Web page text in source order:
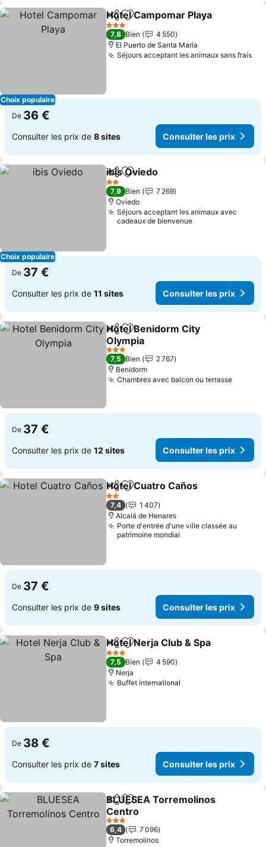
Choix populaire
PartagerAjouter à mes favoris
Hotel Campomar Playa
3 Étoiles
7,8 Bien
4 550
El Puerto de Santa Maria
Séjours acceptant les animaux sans frais
De 36 €
Consulter les prix de 8 sites Consulter les prix
Choix populaire
PartagerAjouter à mes favoris
ibis Oviedo
2 Étoiles
7,9 Bien
7 269
Oviedo
Séjours acceptant les animaux avec
cadeaux de bienvenue
De 37 €
Consulter les prix de 11 sites Consulter les prix
PartagerAjouter à mes favoris
Hotel Benidorm City
Olympia
3 Étoiles
7,5 Bien
2 767
Benidorm
Chambres avec balcon ou terrasse
De 37 €
Consulter les prix de 12 sites Consulter les prix
PartagerAjouter à mes favoris
Hotel Cuatro Caños
2 Étoiles
7,4
1 407
Alcalá de Henares
Porte d'entrée d'une ville classée au
patrimoine mondial
De 37 €
Consulter les prix de 9 sites Consulter les prix
PartagerAjouter à mes favoris
Hotel Nerja Club & Spa
3 Étoiles
7,5 Bien
4 590
Nerja
Buffet international
De 38 €
Consulter les prix de 7 sites Consulter les prix
PartagerAjouter à mes favoris
BLUESEA Torremolinos
Centro
3 Étoiles
6,4
7 096
Torremolinos